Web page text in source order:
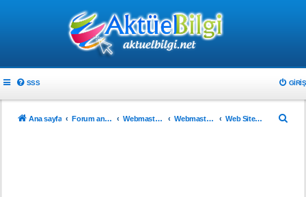
SSS GIRIŞ
Ana sayfa Forum ana sayfa Webmaster & Tasarım Webmasterlar için Web Sitenizi Tanıtın..!